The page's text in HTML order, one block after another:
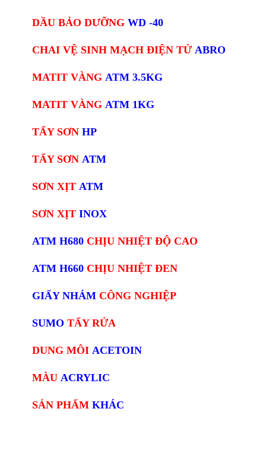
DẦU BẢO DƯỠNG WD -40
CHAI VỆ SINH MẠCH ĐIỆN TỬABRO
MATIT VÀNG ATM 3.5KG
MATIT VÀNG ATM 1KG
TẨY SƠN HP
TẨY SƠN ATM
SƠN XỊT ATM
SƠN XỊT INOX
ATM H680 CHỊU NHIỆT ĐỘ CAO
ATM H660 CHỊU NHIỆT ĐEN
GIẤY NHÁM CÔNG NGHIỆP
SUMO TẨY RỬA
DUNG MÔI ACETOIN
MÀU ACRYLIC
SẢN PHẨM KHÁC